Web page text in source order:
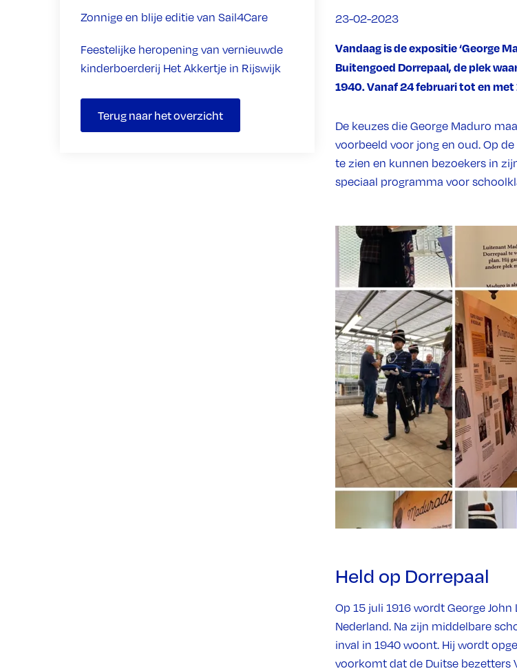
Zonnige en blije editie van Sail4Care
Feestelijke heropening van vernieuwde
kinderboerderij Het Akkertje in Rijswijk
Terug naar het overzicht
23-02-2023
Vandaag is de expositie ‘George
Buitengoed Dorrepaal, de plek
1940. Vanaf 24 februari tot en
De keuzes die George Maduro
voorbeeld voor jong en oud. Op
te zien en kunnen bezoekers in
speciaal programma voor
Held op Dorrepaal
Op 15 juli 1916 wordt George
Nederland. Na zijn middelbare
inval in 1940 woont. Hij wordt
voorkomt dat de Duitse bezetters